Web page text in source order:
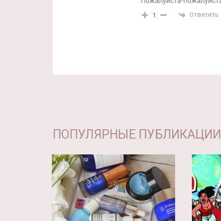
1 Ответить
ПОПУЛЯРНЫЕ ПУБЛИКАЦИИ